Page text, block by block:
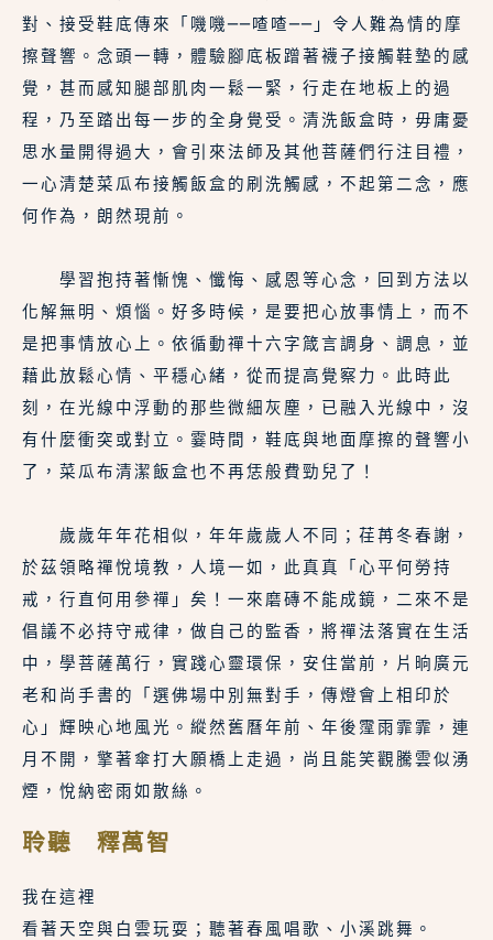
對、接受鞋底傳來「嘰嘰──喳喳──」令人難為情的摩
擦聲響。念頭一轉，體驗腳底板蹭著襪子接觸鞋墊的感
覺，甚而感知腿部肌肉一鬆一緊，行走在地板上的過
程，乃至踏出每一步的全身覺受。清洗飯盒時，毋庸憂
思水量開得過大，會引來法師及其他菩薩們行注目禮，
一心清楚菜瓜布接觸飯盒的刷洗觸感，不起第二念，應
何作為，朗然現前。
學習抱持著慚愧、懺悔、感恩等心念，回到方法以
化解無明、煩惱。好多時候，是要把心放事情上，而不
是把事情放心上。依循動禪十六字箴言調身、調息，並
藉此放鬆心情、平穩心緒，從而提高覺察力。此時此
刻，在光線中浮動的那些微細灰塵，已融入光線中，沒
有什麼衝突或對立。霎時間，鞋底與地面摩擦的聲響小
了，菜瓜布清潔飯盒也不再恁般費勁兒了！
歲歲年年花相似，年年歲歲人不同；荏苒冬春謝，
於茲領略禪悅境教，人境一如，此真真「心平何勞持
戒，行直何用參禪」矣！一來磨磚不能成鏡，二來不是
倡議不必持守戒律，做自己的監香，將禪法落實在生活
中，學菩薩萬行，實踐心靈環保，安住當前，片晌廣元
老和尚手書的「選佛場中別無對手，傳燈會上相印於
心」輝映心地風光。縱然舊曆年前、年後霪雨霏霏，連
月不開，擎著傘打大願橋上走過，尚且能笑觀騰雲似湧
煙，悅納密雨如散絲。
聆聽 釋萬智
我在這裡
看著天空與白雲玩耍；聽著春風唱歌、小溪跳舞。